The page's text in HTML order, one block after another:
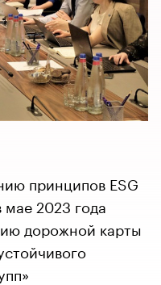
принципов ESG
2023 года
дорожной карты